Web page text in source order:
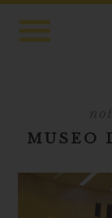
MUSEO